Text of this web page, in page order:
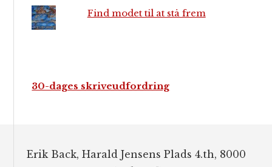
Find modet til at stå frem
30-dages skriveudfordring
Erik Back, Harald Jensens Plads 4.th, 8000